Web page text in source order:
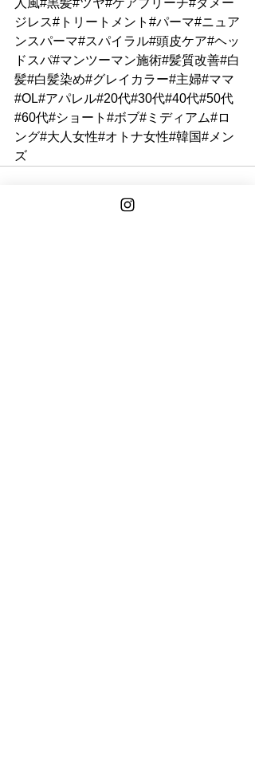
ジレス#トリートメント#パーマ#ニュア
ンスパーマ#スパイラル#頭皮ケア#ヘッ
ドスパ#マンツーマン施術#髪質改善#白
髪#白髪染め#グレイカラー#主婦#ママ
#OL#アパレル#20代#30代#40代#50代
#60代#ショート#ボブ#ミディアム#ロ
ング#大人女性#オトナ女性#韓国#メン
ズ